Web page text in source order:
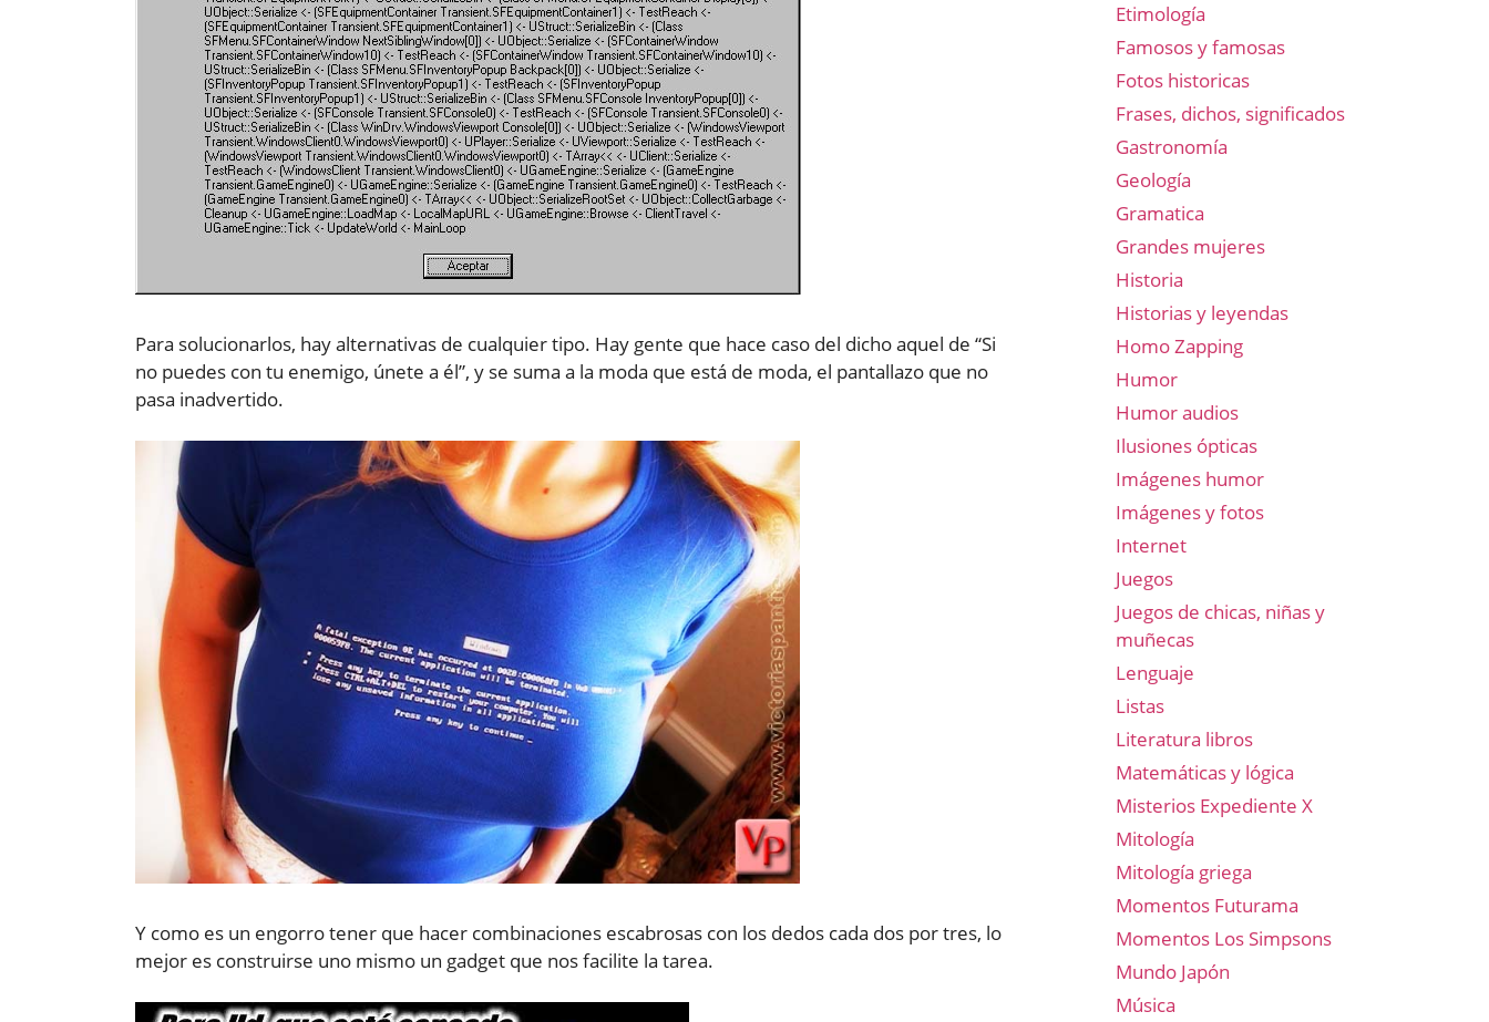
Para solucionarlos, hay alternativas de cualquier tipo. Hay gente que hace caso del dicho aquel de “Si
no puedes con tu enemigo, únete a él”, y se suma a la moda que está de moda, el pantallazo que no
pasa inadvertido.
Y como es un engorro tener que hacer combinaciones escabrosas con los dedos cada dos por tres, lo
mejor es construirse uno mismo un gadget que nos facilite la tarea.
Etimología
Famosos y famosas
Fotos historicas
Frases, dichos, significados
Gastronomía
Geología
Gramatica
Grandes mujeres
Historia
Historias y leyendas
Homo Zapping
Humor
Humor audios
Ilusiones ópticas
Imágenes humor
Imágenes y fotos
Internet
Juegos
Juegos de chicas, niñas y
muñecas
Lenguaje
Listas
Literatura libros
Matemáticas y lógica
Misterios Expediente X
Mitología
Mitología griega
Momentos Futurama
Momentos Los Simpsons
Mundo Japón
Música